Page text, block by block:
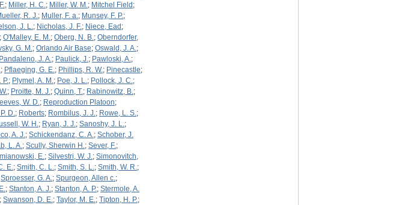
; Miller, H. C.; Miller, W. M.; Mitchel Field ;
R. J.; Muller, F. a.; Munsey, F. P.;
J. L.; Nicholas, J. F.; Niece, Ead ;
; O'Malley, E. M.; Oberg, N. B.; Oberndorfer,
G. M.; Orlando Air Base; Oswald, J. A.;
Pandaleno, J. A.; Paulick, J.; Pawloski, A.;
; Pflaeging, G. E.; Phillips, R. W.; Pinecastle;
P.; Plymel, A. M.; Poe, J. L.; Pollock, J. C.;
; Proitte, M. J.; Quinn, T.; Rabinowitz, B.;
W. D.; Reproduction Platoon;
D.; Roberts; Rombilus, J. J.; Rowe, L. S.;
W. H.; Ryan, J. J.; Sanoshy, J. L.;
A. J.; Schickendanz, C. A.; Schober, J.
L. A.; Scully, Sherwin H.; Sever, F.;
E.; Silvestri, W. J.; Simonovitch,
E.; Smith, C. L.; Smith, S. L.; Smith, W. R.;
Sproesser, G. A.; Spurgeon, Allen c.;
; Stanton, A. J.; Stanton, A. P.; Stermole, A.
; Swanson, D. E.; Taylor, M. E.; Tipton, H. P.;